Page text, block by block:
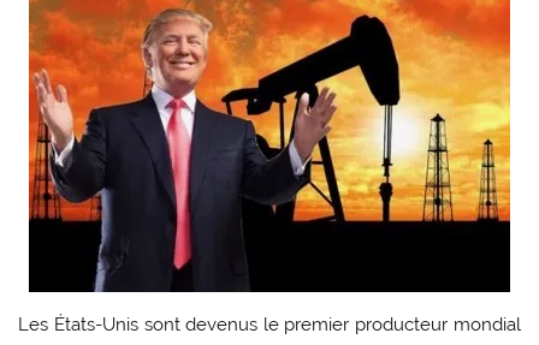
Les États-Unis sont devenus le premier producteur mondial